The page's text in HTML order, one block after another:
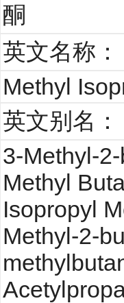
酮
英文名称：
Methyl
英文别名：
3-Methyl-
Methyl
Isopropyl
Methyl-2-